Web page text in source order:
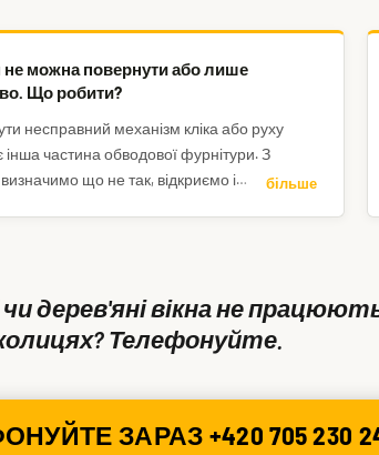
не можна повернути або лише
Що робити?
несправний механізм кліка або руху
інша частина обводової фурнітури. З
визначимо що не так, відкриємо і
більше
дерев'яні вікна не
Телефонуйте.
ЗАРАЗ +420 705 230